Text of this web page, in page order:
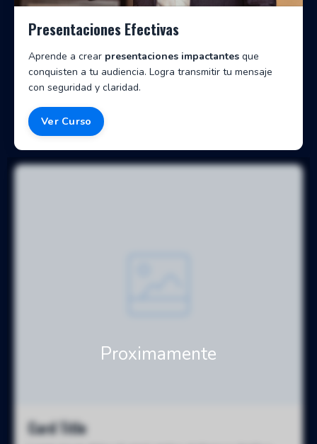
Presentaciones Efectivas
Aprende a crear presentaciones impactantes que
conquisten a tu audiencia. Logra transmitir tu mensaje
con seguridad y claridad.
Ver Curso
Card Title